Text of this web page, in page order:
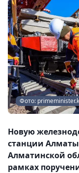
Фото:
Новую
станции
Алматинской
рамках